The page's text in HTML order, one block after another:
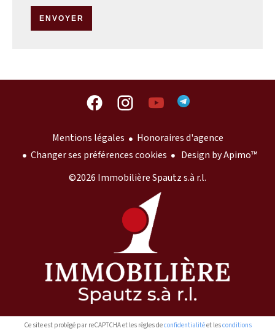
ENVOYER
Mentions légales
Honoraires d'agence
Changer ses préférences cookies
Design byApimo™
©2026 Immobilière Spautz s.à r.l.
Ce site est protégé par reCAPTCHA et les règles deconfidentialitéet lesconditions